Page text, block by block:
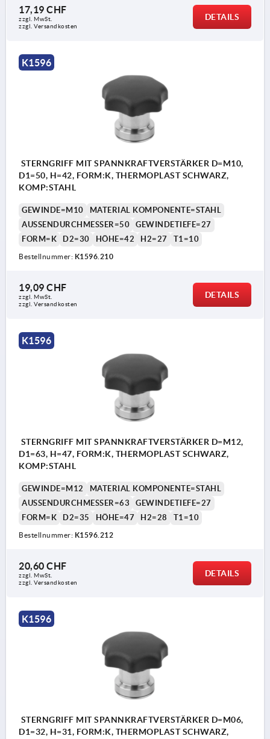
17,19 CHF
zzgl. MwSt.
zzgl. Versandkosten
DETAILS
K1596
STERNGRIFF MIT SPANNKRAFTVERSTÄRKER D=M10,
D1=50, H=42, FORM:K, THERMOPLAST SCHWARZ,
KOMP:STAHL
GEWINDE=M10
MATERIAL KOMPONENTE=STAHL
AUSSENDURCHMESSER=50
GEWINDETIEFE=27
FORM=K
D2=30 HÖHE=42 H2=27 T1=10
Bestellnummer: K1596.210
19,09 CHF
zzgl. MwSt.
zzgl. Versandkosten
DETAILS
K1596
STERNGRIFF MIT SPANNKRAFTVERSTÄRKER D=M12,
D1=63, H=47, FORM:K, THERMOPLAST SCHWARZ,
KOMP:STAHL
GEWINDE=M12
MATERIAL KOMPONENTE=STAHL
AUSSENDURCHMESSER=63
GEWINDETIEFE=27
FORM=K
D2=35 HÖHE=47 H2=28 T1=10
Bestellnummer: K1596.212
20,60 CHF
zzgl. MwSt.
zzgl. Versandkosten
DETAILS
K1596
STERNGRIFF MIT SPANNKRAFTVERSTÄRKER D=M06,
D1=32, H=31, FORM:K, THERMOPLAST SCHWARZ,